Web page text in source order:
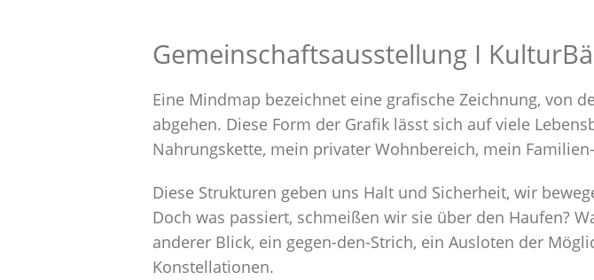
Gemeinschaftsausstellung I
Eine Mindmap bezeichnet eine grafische Zeichnung, von
abgehen. Diese Form der Grafik lässt sich auf viele
Nahrungskette, mein privater Wohnbereich, mein
Diese Strukturen geben uns Halt und Sicherheit, wir
Doch was passiert, schmeißen wir sie über den Haufen?
anderer Blick, ein gegen-den-Strich, ein Ausloten der
Konstellationen.